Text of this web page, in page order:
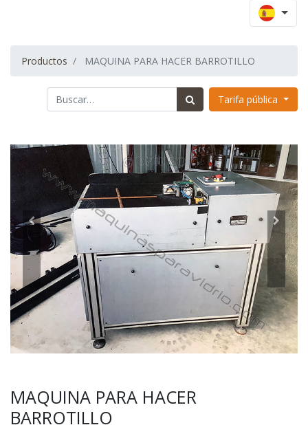
Productos MAQUINA PARA HACER BARROTILLO
Tarifa pública
MAQUINA PARA HACER
BARROTILLO